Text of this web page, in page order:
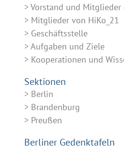
Vorstand und Mitglieder
Mitglieder von HiKo_21
Geschäftsstelle
Aufgaben und Ziele
Kooperationen und
Sektionen
Berlin
Brandenburg
Preußen
Berliner Gedenktafeln